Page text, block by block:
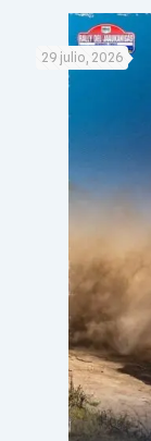
29 julio, 2026